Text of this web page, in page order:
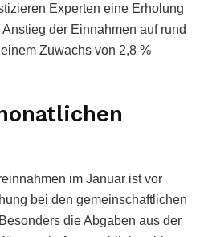
Experten eine Erholung
der Einnahmen auf rund
Zuwachs von 2,8 %
im Januar ist vor
bei den gemeinschaftlichen
die Abgaben aus der